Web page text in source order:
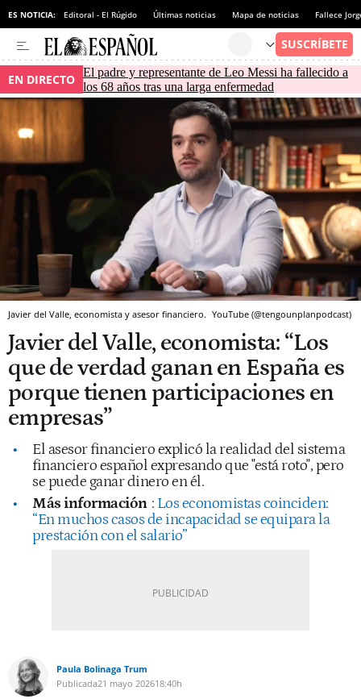
ES NOTICIA: Editoral - El Rúgido Últimas noticias Mapa de noticias Fallece
EN DIRECTO El padre y representante de Leo Messi ha fallecido a
los 68 años tras una larga enfermedad
Javier del Valle, economista y asesor financiero. YouTube (@tengounplanpodcast)
Javier del Valle, economista: “Los
que de verdad ganan en España es
porque tienen participaciones en
empresas”
El asesor financiero explicó la realidad del sistema
financiero español expresando que "está roto", pero
se puede ganar dinero en él.
Más información : Los economistas coinciden:
“En muchos casos de incapacidad se equipara la
prestación con el salario”
Paula Bolinaga Trum
Publicada21 mayo 202618:40h